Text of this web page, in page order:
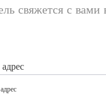
свяжется с